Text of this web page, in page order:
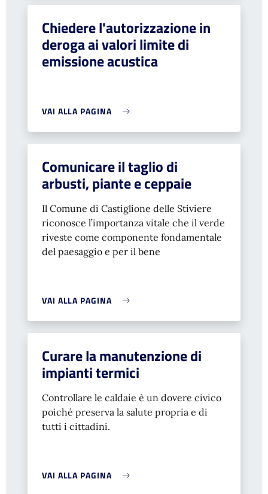
Chiedere l'autorizzazione in
deroga ai valori limite di
emissione acustica
VAI ALLA PAGINA
Comunicare il taglio di
arbusti, piante e ceppaie
Il Comune di Castiglione delle Stiviere
riconosce l’importanza vitale che il verde
riveste come componente fondamentale
del paesaggio e per il bene
VAI ALLA PAGINA
Curare la manutenzione di
impianti termici
Controllare le caldaie è un dovere civico
poiché preserva la salute propria e di
tutti i cittadini.
VAI ALLA PAGINA